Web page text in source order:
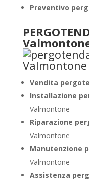
Preventivo
Vendita
Installazione
Valmontone
Riparazione
Valmontone
Manutenzione
Valmontone
Assistenza